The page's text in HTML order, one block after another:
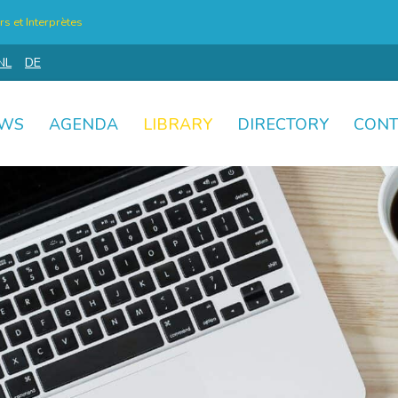
et Interprètes
DE
AGENDA LIBRARY DIRECTORY